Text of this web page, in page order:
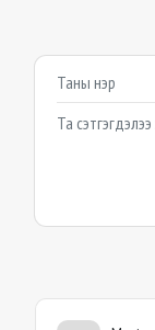
Сэтгэгдэл бичих
Example textarea